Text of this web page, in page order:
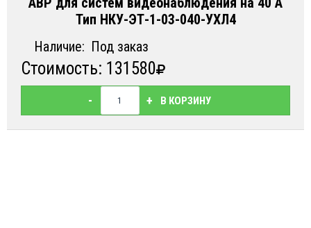
ДОСТАВКА И ОПЛАТА
Тип НКУ-ЭТ-1-03-040-УХЛ4
Наличие: Под заказ
Стоимость: 131580
- + В КОРЗИНУ